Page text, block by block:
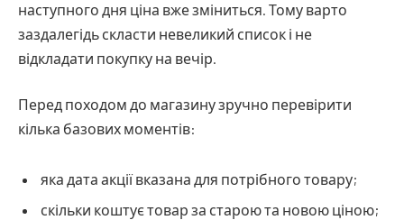
наступного дня ціна вже зміниться. Тому варто
заздалегідь скласти невеликий список і не
відкладати покупку на вечір.
Перед походом до магазину зручно перевірити
кілька базових моментів:
яка дата акції вказана для потрібного товару;
скільки коштує товар за старою та новою ціною;